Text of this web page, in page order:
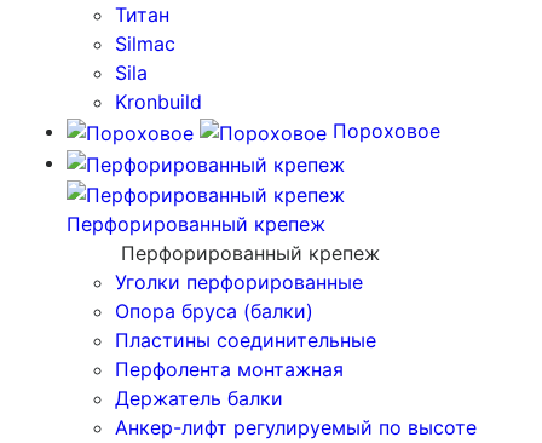
Титан
Silmac
Sila
Kronbuild
Пороховое
Перфорированный крепеж
Перфорированный крепеж
Уголки перфорированные
Опора бруса (балки)
Пластины соединительные
Перфолента монтажная
Держатель балки
Анкер-лифт регулируемый по высоте